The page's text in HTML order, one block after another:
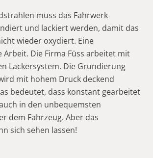
muss das Fahrwerk
und lackiert werden, damit das
wieder oxydiert. Eine
Arbeit. Die Firma Füss arbeitet mit
Lackersystem. Die Grundierung
mit hohem Druck deckend
bedeutet, dass konstant gearbeitet
in den unbequemsten
dem Fahrzeug. Aber das
sich sehen lassen!